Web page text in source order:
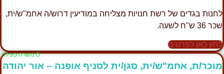
לחנות בגדים של רשת חנויות מצליחה במודיעין דרוש/ה אחמ"ש/ית,
שכר 36 ש"ח לשעה.
לחץ כאן לפרטים
Ο משרה פעילה
מוכר/ת, אחמ"ש/ית, סגן/ית לסניף אופנה – אור יהודה